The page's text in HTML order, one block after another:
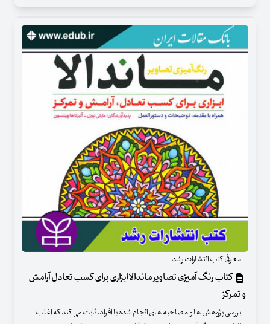
معرفی کتب انتشارات رشد
کتاب رنگ آمیزی تصاویر ماندالا ابزاری برای کسب تعادل آرامش
و تمرکز
بررسی پژوهش ها و مصاحبه های انجام شده با افراد، ثابت می کند که اغلب